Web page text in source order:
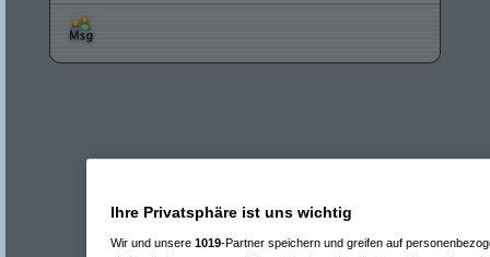
Ihre Privatsphäre ist uns wichtig
Wir und unsere 1019-Partner speichern und greifen auf